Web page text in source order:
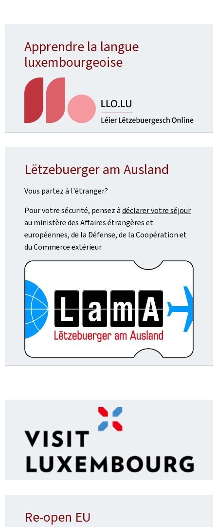
Apprendre la langue
luxembourgeoise
Lëtzebuerger am Ausland
Vous partez à l'étranger?
Pour votre sécurité, pensez àdéclarer votre séjour
au ministère des Affaires étrangères et
européennes, de la Défense, de la Coopération et
du Commerce extérieur.
Re-open EU